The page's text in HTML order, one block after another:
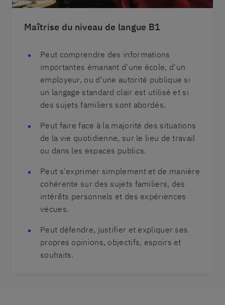
Maîtrise du niveau de langue B1
Peut comprendre des informations
importantes émanant d'une école, d'un
employeur, ou d'une autorité publique si
un langage standard clair est utilisé et si
des sujets familiers sont abordés.
Peut faire face à la majorité des situations
de la vie quotidienne, sur le lieu de travail
ou dans les espaces publics.
Peut s'exprimer simplement et de manière
cohérente sur des sujets familiers, des
intérêts personnels et des expériences
vécues.
Peut défendre, justifier et expliquer ses
propres opinions, objectifs, espoirs et
souhaits.